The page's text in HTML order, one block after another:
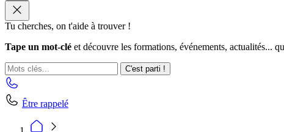
Tu cherches, on t'aide à trouver !
Tape un mot-clé et découvre les formations, événements, actualités...
C'est parti !
Être rappelé